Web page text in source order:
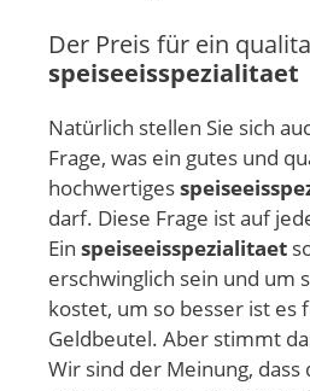
Der Preis für ein
speiseeisspezialitaet
Natürlich stellen Sie sich
Frage, was ein gutes und
hochwertiges
darf. Diese Frage ist auf
Ein speiseeisspezialitaet
erschwinglich sein und um
kostet, um so besser ist es
Geldbeutel. Aber stimmt
Wir sind der Meinung, dass